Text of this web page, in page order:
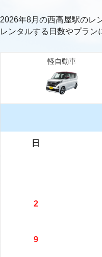
2026年8月の西高屋駅のレ
レンタルする日数やプラン
軽自動車
日
2
9